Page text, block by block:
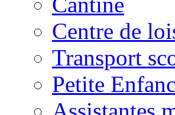
Centre de
Transport
Petite